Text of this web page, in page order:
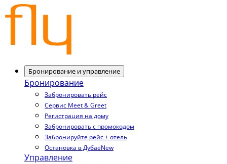
Бронирование и управление
Бронирование
Забронировать рейс
Сервис Meet & Greet
Регистрация на дому
Забронировать с промокодом
Забронируйте рейс + отель
Остановка в ДубаеNew
Управление